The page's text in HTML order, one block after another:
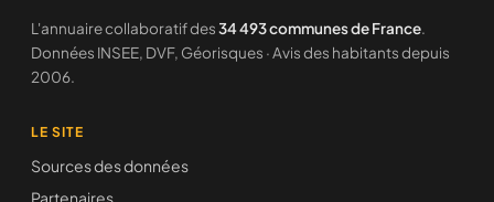
L'annuaire collaboratif des34 493 communes de France.
Données INSEE, DVF, Géorisques · Avis des habitants depuis
2006.
LE SITE
Sources des données
Partenaires